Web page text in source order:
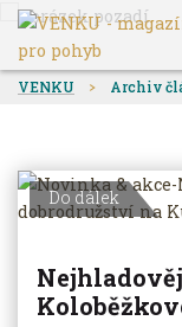
VENKU Archiv
Do dálek